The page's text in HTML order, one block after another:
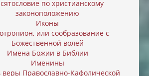
по христианскому
законоположению
Иконы
или cообразование с
Божественной волей
Имена Божии в Библии
Именины
веры Православно-Кафолической